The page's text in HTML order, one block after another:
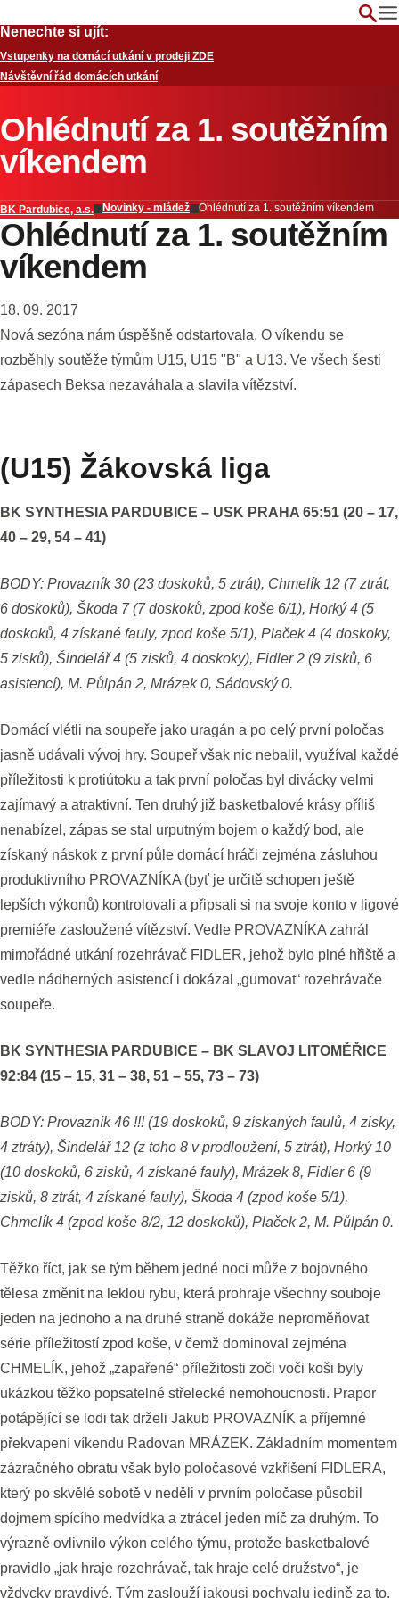
Nenechte si ujít:
Vstupenky na domácí utkání v prodeji ZDE
Návštěvní řád domácích utkání
Ohlédnutí za 1. soutěžním
víkendem
BK Pardubice, a.s. Novinky - mládež Ohlédnutí za 1. soutěžním víkendem
Ohlédnutí za 1. soutěžním
víkendem
18. 09. 2017
Nová sezóna nám úspěšně odstartovala. O víkendu se
rozběhly soutěže týmům U15, U15 "B" a U13. Ve všech šesti
zápasech Beksa nezaváhala a slavila vítězství.
(U15) Žákovská liga
BK SYNTHESIA PARDUBICE – USK PRAHA 65:51 (20 – 17,
40 – 29, 54 – 41)
BODY: Provazník 30 (23 doskoků, 5 ztrát), Chmelík 12 (7 ztrát,
6 doskoků), Škoda 7 (7 doskoků, zpod koše 6/1), Horký 4 (5
doskoků, 4 získané fauly, zpod koše 5/1), Plaček 4 (4 doskoky,
5 zisků), Šindelář 4 (5 zisků, 4 doskoky), Fidler 2 (9 zisků, 6
asistencí), M. Půlpán 2, Mrázek 0, Sádovský 0.
Domácí vlétli na soupeře jako uragán a po celý první poločas
jasně udávali vývoj hry. Soupeř však nic nebalil, využíval každé
příležitosti k protiútoku a tak první poločas byl divácky velmi
zajímavý a atraktivní. Ten druhý již basketbalové krásy příliš
nenabízel, zápas se stal urputným bojem o každý bod, ale
získaný náskok z první půle domácí hráči zejména zásluhou
produktivního PROVAZNÍKA (byť je určitě schopen ještě
lepších výkonů) kontrolovali a připsali si na svoje konto v ligové
premiéře zasloužené vítězství. Vedle PROVAZNÍKA zahrál
mimořádné utkání rozehrávač FIDLER, jehož bylo plné hřiště a
vedle nádherných asistencí i dokázal „gumovat“ rozehrávače
soupeře.
BK SYNTHESIA PARDUBICE – BK SLAVOJ LITOMĚŘICE
92:84 (15 – 15, 31 – 38, 51 – 55, 73 – 73)
BODY: Provazník 46 !!! (19 doskoků, 9 získaných faulů, 4 zisky,
4 ztráty), Šindelář 12 (z toho 8 v prodloužení, 5 ztrát), Horký 10
(10 doskoků, 6 zisků, 4 získané fauly), Mrázek 8, Fidler 6 (9
zisků, 8 ztrát, 4 získané fauly), Škoda 4 (zpod koše 5/1),
Chmelík 4 (zpod koše 8/2, 12 doskoků), Plaček 2, M. Půlpán 0.
Těžko říct, jak se tým během jedné noci může z bojovného
tělesa změnit na leklou rybu, která prohraje všechny souboje
jeden na jednoho a na druhé straně dokáže neproměňovat
série příležitostí zpod koše, v čemž dominoval zejména
CHMELÍK, jehož „zapařené“ příležitosti zoči voči koši byly
ukázkou těžko popsatelné střelecké nemohoucnosti. Prapor
potápějící se lodi tak drželi Jakub PROVAZNÍK a příjemné
překvapení víkendu Radovan MRÁZEK. Základním momentem
zázračného obratu však bylo poločasové vzkříšení FIDLERA,
který po skvělé sobotě v neděli v prvním poločase působil
dojmem spícího medvídka a ztrácel jeden míč za druhým. To
výrazně ovlivnilo výkon celého týmu, protože basketbalové
pravidlo „jak hraje rozehrávač, tak hraje celé družstvo“, je
vždycky pravdivé. Tým zaslouží jakousi pochvalu jedině za to,